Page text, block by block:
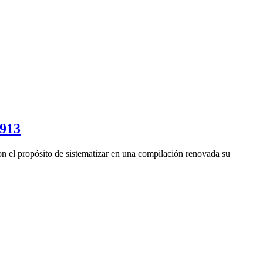
propósito de sistematizar en una compilación renovada su